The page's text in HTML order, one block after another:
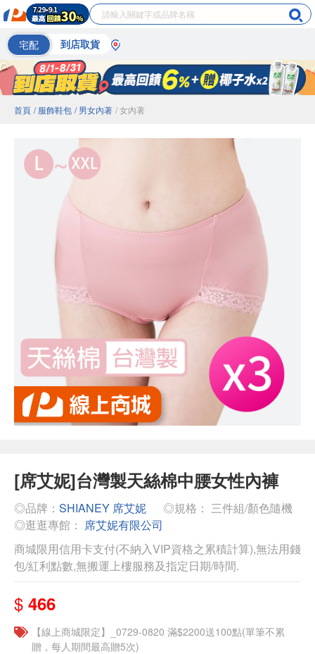
宅配 到店取貨
首頁 / 服飾鞋包 / 男女內著 / 女內著
[席艾妮]台灣製天絲棉中腰女性內褲
◎品牌： SHIANEY 席艾妮
◎規格： 三件組/顏色隨機
◎逛逛專館： 席艾妮有限公司
商城限用信用卡支付(不納入VIP資格之累積計算),無法用錢
包/紅利點數,無搬運上樓服務及指定日期/時間.
$ 466
【線上商城限定】_0729-0820 滿$2200送100點(單筆不累
贈，每人期間最高贈5次)